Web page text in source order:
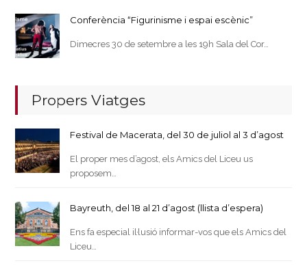
Conferència “Figurinisme i espai escènic”
Dimecres 30 de setembre a les 19h Sala del Cor…
Propers Viatges
Festival de Macerata, del 30 de juliol al 3 d’agost
El proper mes d’agost, els Amics del Liceu us
proposem…
Bayreuth, del 18 al 21 d’agost (llista d’espera)
Ens fa especial il·lusió informar-vos que els Amics del
Liceu…